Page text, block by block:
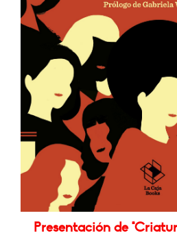
Presentación de